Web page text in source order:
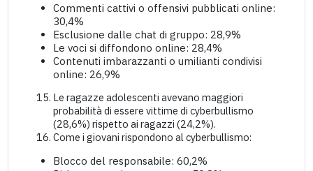
Commenti cattivi o offensivi pubblicati online:
30,4%
Esclusione dalle chat di gruppo: 28,9%
Le voci si diffondono online: 28,4%
Contenuti imbarazzanti o umilianti condivisi
online: 26,9%
Le ragazze adolescenti avevano maggiori
probabilità di essere vittime di cyberbullismo
(28,6%) rispetto ai ragazzi (24,2%).
Come i giovani rispondono al cyberbullismo:
Blocco del responsabile: 60,2%